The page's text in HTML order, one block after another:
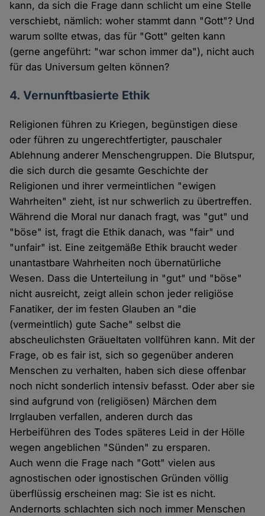
kann, da sich die Frage dann schlicht um eine Stelle
verschiebt, nämlich: woher stammt dann "Gott"? Und
warum sollte etwas, das für "Gott" gelten kann
(gerne angeführt: "war schon immer da"), nicht auch
für das Universum gelten können?
4. Vernunftbasierte Ethik
Religionen führen zu Kriegen, begünstigen diese
oder führen zu ungerechtfertigter, pauschaler
Ablehnung anderer Menschengruppen. Die Blutspur,
die sich durch die gesamte Geschichte der
Religionen und ihrer vermeintlichen "ewigen
Wahrheiten" zieht, ist nur schwerlich zu übertreffen.
Während die Moral nur danach fragt, was "gut" und
"böse" ist, fragt die Ethik danach, was "fair" und
"unfair" ist. Eine zeitgemäße Ethik braucht weder
unantastbare Wahrheiten noch übernatürliche
Wesen. Dass die Unterteilung in "gut" und "böse"
nicht ausreicht, zeigt allein schon jeder religiöse
Fanatiker, der im festen Glauben an "die
(vermeintlich) gute Sache" selbst die
abscheulichsten Gräueltaten vollführen kann. Mit der
Frage, ob es fair ist, sich so gegenüber anderen
Menschen zu verhalten, haben sich diese offenbar
noch nicht sonderlich intensiv befasst. Oder aber sie
sind aufgrund von (religiösen) Märchen dem
Irrglauben verfallen, anderen durch das
Herbeiführen des Todes späteres Leid in der Hölle
wegen angeblichen "Sünden" zu ersparen.
Auch wenn die Frage nach "Gott" vielen aus
agnostischen oder ignostischen Gründen völlig
überflüssig erscheinen mag: Sie ist es nicht.
Andernorts schlachten sich noch immer Menschen